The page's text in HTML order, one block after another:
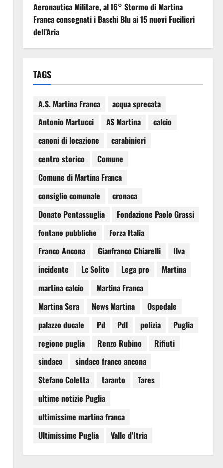
Aeronautica Militare, al 16° Stormo di Martina
Franca consegnati i Baschi Blu ai 15 nuovi Fucilieri
dell’Aria
TAGS
A.S. Martina Franca
acqua sprecata
Antonio Martucci
AS Martina
calcio
canoni di locazione
carabinieri
centro storico
Comune
Comune di Martina Franca
consiglio comunale
cronaca
Donato Pentassuglia
Fondazione Paolo Grassi
fontane pubbliche
Forza Italia
Franco Ancona
Gianfranco Chiarelli
Ilva
incidente
Lc Solito Lega pro
Martina
martina calcio
Martina Franca
Martina Sera
News Martina
Ospedale
palazzo ducale
Pd Pdl polizia
Puglia
regione puglia
Renzo Rubino
Rifiuti
sindaco
sindaco franco ancona
Stefano Coletta
taranto
Tares
ultime notizie Puglia
ultimissime martina franca
Ultimissime Puglia
Valle d'Itria